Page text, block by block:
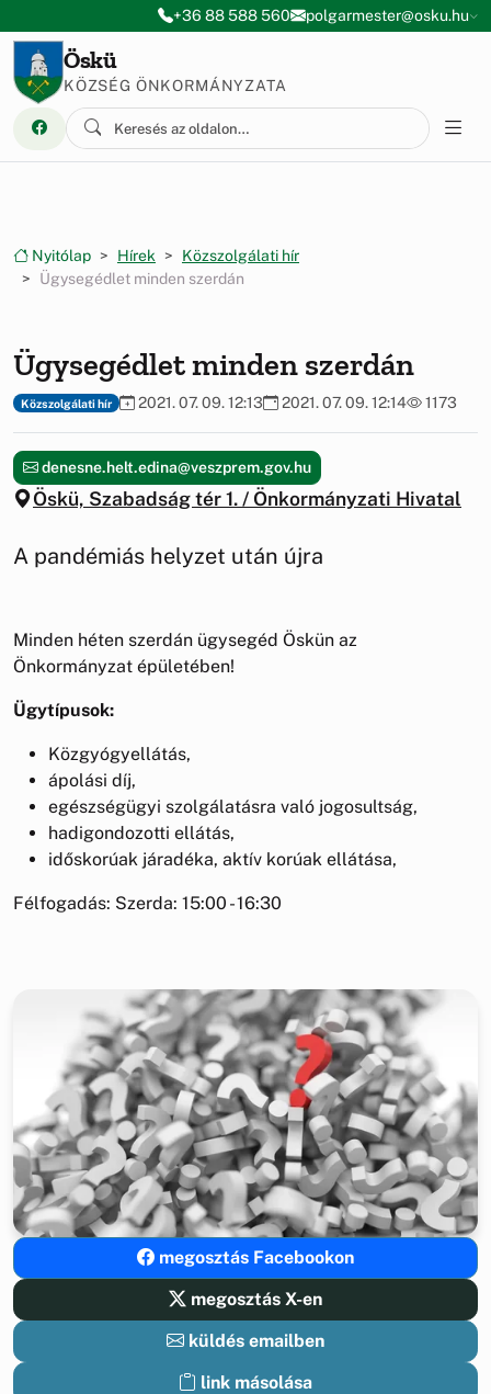
Ugrás a menüre
Ugrás a tartalomra+36 88 588 560 polgarmester@osku.hu
Öskü
KÖZSÉG ÖNKORMÁNYZATA
Nyitólap Hírek
Közszolgálati hír
Ügysegédlet minden szerdán
Ügysegédlet minden szerdán
Közszolgálati hír 2021. 07. 09. 12:13 2021. 07. 09. 12:14 1173
Öskü, Szabadság tér 1. / Önkormányzati Hivatal
denesne.helt.edina@veszprem.gov.hu
A pandémiás helyzet után újra
Minden héten szerdán ügysegéd Öskün az
Önkormányzat épületében!
Ügytípusok:
Közgyógyellátás,
ápolási díj,
egészségügyi szolgálatásra való jogosultság,
hadigondozotti ellátás,
időskorúak járadéka, aktív korúak ellátása,
Félfogadás: Szerda: 15:00 - 16:30
megosztás Facebookon
megosztás X-en
küldés emailben
link másolása